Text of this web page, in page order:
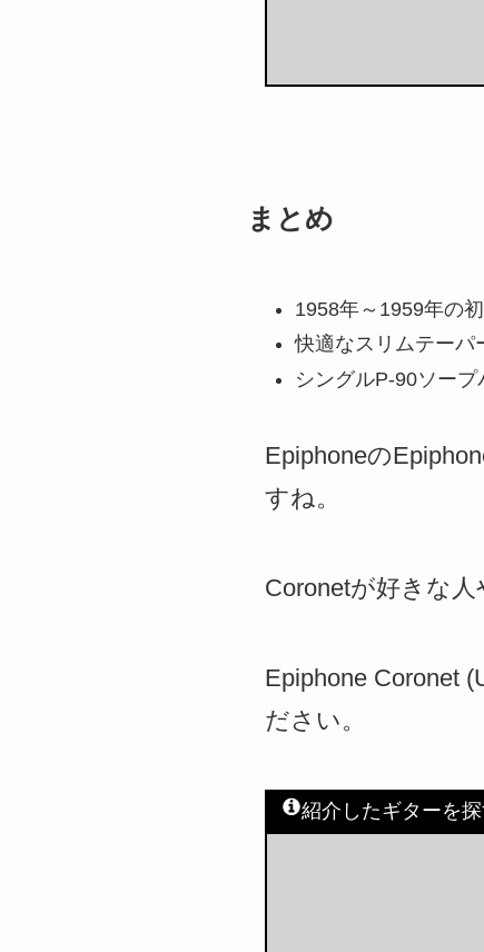
まとめ
1958年～1959年の
快適なスリムテーパ
シングルP-90ソー
Epiphoneの
すね。
Coronetが好きな
Epiphone Coronet
ださい。
紹介したギターを